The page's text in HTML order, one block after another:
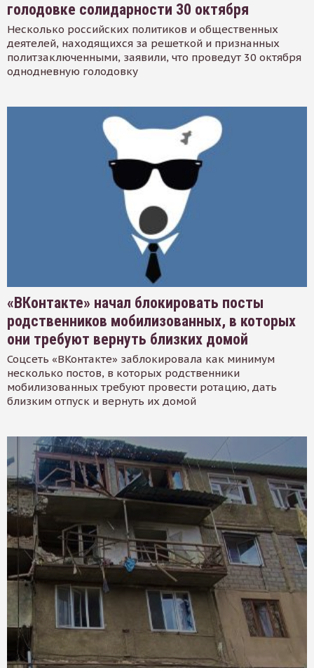
голодовке солидарности 30 октября
Несколько российских политиков и общественных
деятелей, находящихся за решеткой и признанных
политзаключенными, заявили, что проведут 30 октября
однодневную голодовку
«ВКонтакте» начал блокировать посты
родственников мобилизованных, в которых
они требуют вернуть близких домой
Соцсеть «ВКонтакте» заблокировала как минимум
несколько постов, в которых родственники
мобилизованных требуют провести ротацию, дать
близким отпуск и вернуть их домой